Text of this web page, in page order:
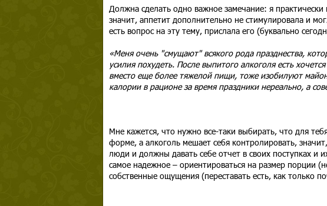
Должна сделать одно важное замечание: я
значит, аппетит дополнительно не стимулировала и
есть вопрос на эту тему, прислала его (буквально
«Меня очень "смущают" всякого рода празднества,
усилия похудеть. После выпитого алкоголя есть
вместо еще более тяжелой пищи, тоже изобилуют
калории в рационе за время праздники нереально, а
Мне кажется, что нужно все-таки выбирать, что для
форме, а алкоголь мешает себя контролировать,
люди и должны давать себе отчет в своих поступках и
самое надежное – ориентироваться на размер порции
собственные ощущения (переставать есть, как только